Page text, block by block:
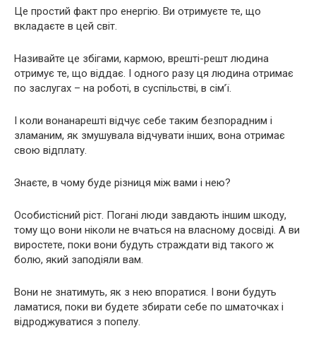
Це простий факт про енергію. Ви отримуєте те, що
вкладаєте в цей світ.
Називайте це збігами, кармою, врешті-решт людина
отримує те, що віддає. І одного разу ця людина отримає
по заслугах – на роботі, в суспільстві, в сім’ї.
І коли вонанарешті відчує себе таким безпорадним і
зламаним, як змушувала відчувати інших, вона отримає
свою відплату.
Знаєте, в чому буде різниця між вами і нею?
Особистісний ріст. Погані люди завдають іншим шкоду,
тому що вони ніколи не вчаться на власному досвіді. А ви
виростете, поки вони будуть стpaждати від такого ж
болю, який заподіяли вам.
Вони не знатимуть, як з нею впоратися. І вони будуть
ламатися, поки ви будете збирати себе по шматочках і
відроджуватися з попелу.